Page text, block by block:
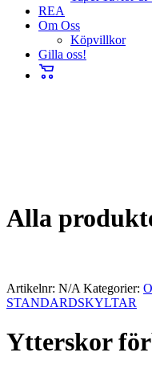
REA
Om Oss
Köpvillkor
Gilla oss!
Alla
Artikelnr: N/A Kategorier:
STANDARDSKYLTAR
Ytterskor